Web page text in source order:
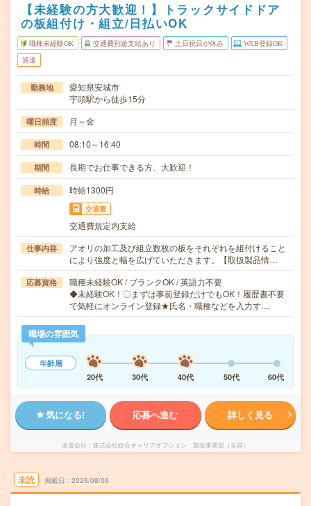
【未経験の方大歓迎！】トラックサイドドア
の板組付け・組立/日払いOK
職種未経験OK 交通費別途支給あり 土日祝日が休み WEB登録OK
派遣
勤務地
愛知県安城市
宇頭駅から徒歩15分
曜日頻度 月～金
時間 08:10～16:40
期間 長期でお仕事できる方、大歓迎！
時給 時給1300円
交通費
交通費規定内支給
仕事内容
アオリの加工及び組立数枚の板をそれぞれを組付けること
により強度と幅を広げていただきます。【取扱製品情…
応募資格
職種未経験OK / ブランクOK / 英語力不要
◆未経験OK！〇まずは事前登録だけでもOK！履歴書不要
で気軽にオンライン登録★氏名・職種などを入力す…
職場の雰囲気
年齢層
20代
30代 40代 50代 60代
気になる! 応募へ進む 詳しく見る
派遣会社 株式会社綜合キャリアオプション 製造事業部（全国）
未読 掲載日 2026/08/06